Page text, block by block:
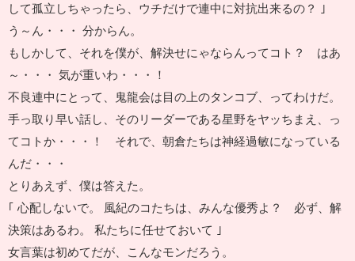
して孤立しちゃったら、ウチだけで連中に対抗出来るの？ ｣
う～ん・・・ 分からん。
もしかして、それを僕が、解決せにゃならんってコト？ はあ
～・・・ 気が重いわ・・・！
不良連中にとって、鬼龍会は目の上のタンコブ、ってわけだ。
手っ取り早い話し、そのリーダーである星野をヤッちまえ、っ
てコトか・・・！ それで、朝倉たちは神経過敏になっている
んだ・・・
とりあえず、僕は答えた。
｢ 心配しないで。 風紀のコたちは、みんな優秀よ？ 必ず、解
決策はあるわ。 私たちに任せておいて ｣
女言葉は初めてだが、こんなモンだろう。